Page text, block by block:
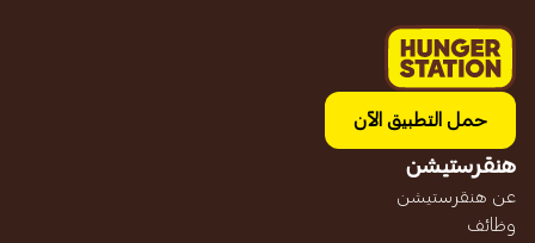
حمل التطبيق الآن
هنقرستيشن
عن هنقرستيشن
وظائف